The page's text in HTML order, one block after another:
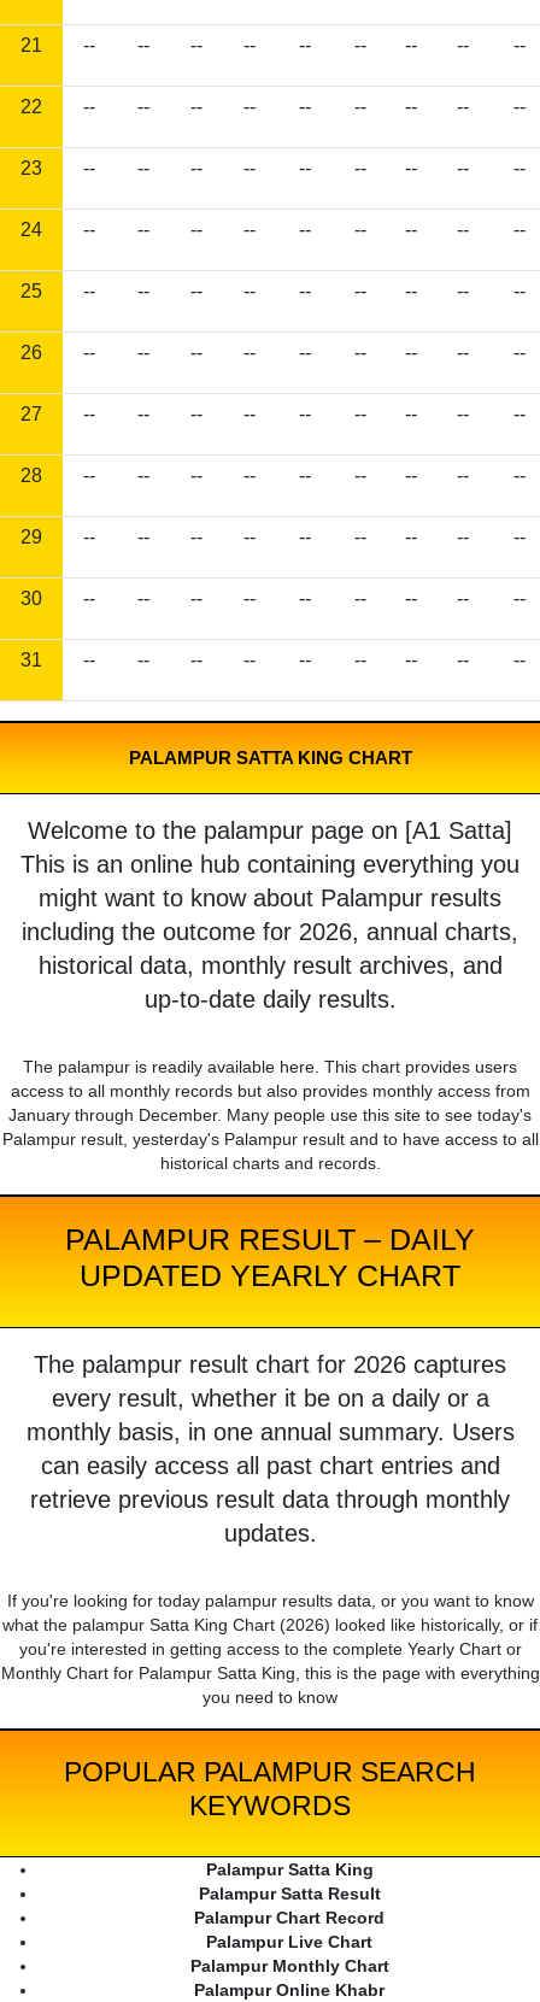
21 -- -- -- -- -- -- -- -- --
22 -- -- -- -- -- -- -- -- --
23 -- -- -- -- -- -- -- -- --
24 -- -- -- -- -- -- -- -- --
25 -- -- -- -- -- -- -- -- --
26 -- -- -- -- -- -- -- -- --
27 -- -- -- -- -- -- -- -- --
28 -- -- -- -- -- -- -- -- --
29 -- -- -- -- -- -- -- -- --
30 -- -- -- -- -- -- -- -- --
31 -- -- -- -- -- -- -- -- --
PALAMPUR SATTA KING CHART
Welcome to the palampur page on [A1 Satta]
This is an online hub containing everything you
might want to know about Palampur results
including the outcome for 2026, annual charts,
historical data, monthly result archives, and
up-to-date daily results.
The palampur is readily available here. This chart provides users
access to all monthly records but also provides monthly access from
January through December. Many people use this site to see today's
Palampur result, yesterday's Palampur result and to have access to all
historical charts and records.
PALAMPUR RESULT – DAILY
UPDATED YEARLY CHART
The palampur result chart for 2026 captures
every result, whether it be on a daily or a
monthly basis, in one annual summary. Users
can easily access all past chart entries and
retrieve previous result data through monthly
updates.
If you're looking for today palampur results data, or you want to know
what the palampur Satta King Chart (2026) looked like historically, or if
you're interested in getting access to the complete Yearly Chart or
Monthly Chart for Palampur Satta King, this is the page with everything
you need to know
POPULAR PALAMPUR SEARCH
KEYWORDS
Palampur Satta King
Palampur Satta Result
Palampur Chart Record
Palampur Live Chart
Palampur Monthly Chart
Palampur Online Khabr